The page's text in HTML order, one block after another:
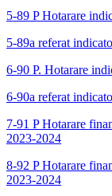
5-89 P Hotarare
5-89a referat
6-90 P. Hotarare
6-90a referat
7-91 P Hotarare
2023-2024
8-92 P Hotarare
2023-2024